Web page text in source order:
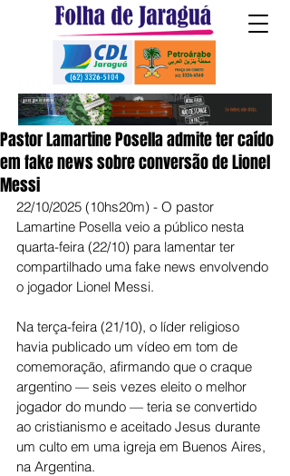
Pastor Lamartine Posella admite ter caído
em fake news sobre conversão de Lionel
Messi
22/10/2025 (10hs20m) - O pastor
Lamartine Posella veio a público nesta
quarta-feira (22/10) para lamentar ter
compartilhado uma fake news envolvendo
o jogador Lionel Messi.
Na terça-feira (21/10), o líder religioso
havia publicado um vídeo em tom de
comemoração, afirmando que o craque
argentino — seis vezes eleito o melhor
jogador do mundo — teria se convertido
ao cristianismo e aceitado Jesus durante
um culto em uma igreja em Buenos Aires,
na Argentina.